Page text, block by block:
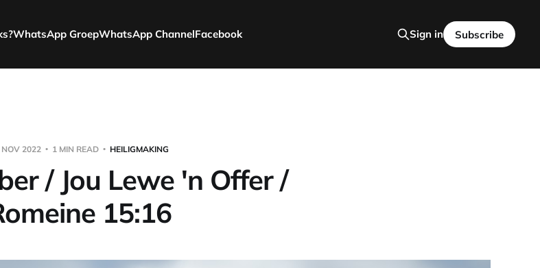
WhatsApp GroepWhatsApp ChannelFacebook Sign in Subscribe
NOV 2022 1 MIN READ HEILIGMAKING
/ Jou Lewe 'n Offer /
15:16